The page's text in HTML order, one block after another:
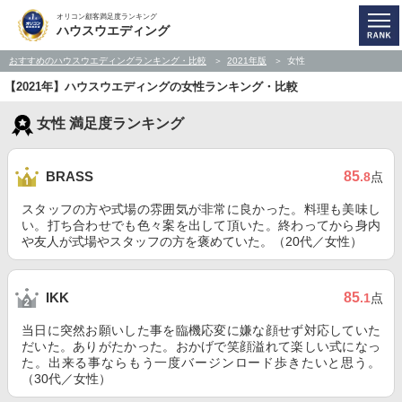
オリコン顧客満足度ランキング
ハウスウエディング
おすすめのハウスウエディングランキング・比較 2021年版 女性
【2021年】ハウスウエディングの女性ランキング・比較
女性 満足度ランキング
BRASS 85.8点
スタッフの方や式場の雰囲気が非常に良かった。料理も美味し
い。打ち合わせでも色々案を出して頂いた。終わってから身内
や友人が式場やスタッフの方を褒めていた。（20代／女性）
IKK 85.1点
当日に突然お願いした事を臨機応変に嫌な顔せず対応していた
だいた。ありがたかった。おかげで笑顔溢れて楽しい式になっ
た。出来る事ならもう一度バージンロード歩きたいと思う。
（30代／女性）